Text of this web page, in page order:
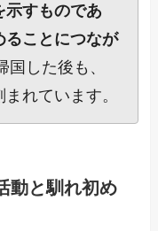
示すものであ
ることにつなが
国した後も、
れています。
動と馴れ初め